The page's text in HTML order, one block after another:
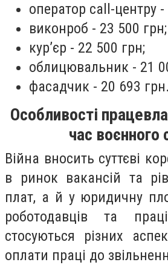
оператор call-центру
виконроб - 23 500 грн;
кур’єр - 22 500 грн;
облицювальник - 21
фасадчик - 20 693 грн.
Особливості
час воєнного
Війна вносить суттєві
в ринок вакансій та
плат, а й у юридичну
роботодавців та
стосуються різних
оплати праці до